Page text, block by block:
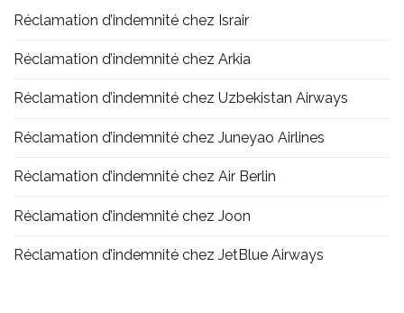
Réclamation d’indemnité chez Israir
Réclamation d’indemnité chez Arkia
Réclamation d’indemnité chez Uzbekistan Airways
Réclamation d’indemnité chez Juneyao Airlines
Réclamation d’indemnité chez Air Berlin
Réclamation d’indemnité chez Joon
Réclamation d’indemnité chez JetBlue Airways